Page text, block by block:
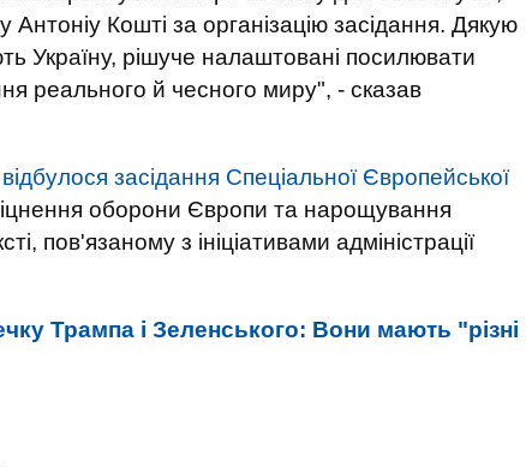
Кошті за організацію засідання. Дякую
Україну, рішуче налаштовані посилювати
реального й чесного миру", - сказав
відбулося засідання Спеціальної Європейської
оборони Європи та нарощування
пов'язаному з ініціативами адміністрації
Трампа і Зеленського: Вони мають "різні